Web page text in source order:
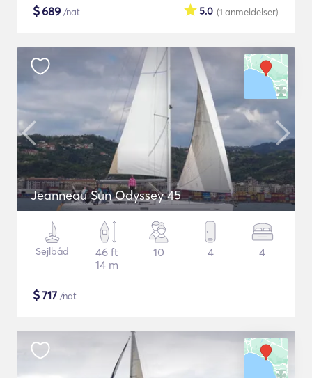
$689 /nat (1 anmeldelser)
5.0
Jeanneau Sun Odyssey 45
Sejlbåd
46 ft
14 m
10 4 4
$717 /nat